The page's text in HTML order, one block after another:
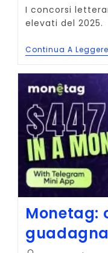
I concorsi
elevati del 2025.
Continua A Leggere
Monetag: